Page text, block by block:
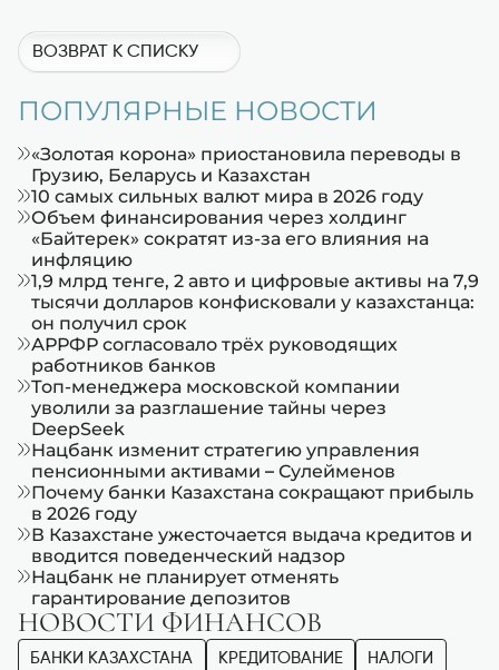
ВОЗВРАТ К СПИСКУ
ПОПУЛЯРНЫЕ НОВОСТИ
«Золотая корона» приостановила переводы в
Грузию, Беларусь и Казахстан
10 самых сильных валют мира в 2026 году
Объем финансирования через холдинг
«Байтерек» сократят из-за его влияния на
инфляцию
1,9 млрд тенге, 2 авто и цифровые активы на 7,9
тысячи долларов конфисковали у казахстанца:
он получил срок
АРРФР согласовало трёх руководящих
работников банков
Топ-менеджера московской компании
уволили за разглашение тайны через
DeepSeek
Нацбанк изменит стратегию управления
пенсионными активами – Сулейменов
Почему банки Казахстана сокращают прибыль
в 2026 году
В Казахстане ужесточается выдача кредитов и
вводится поведенческий надзор
Нацбанк не планирует отменять
гарантирование депозитов
НОВОСТИ ФИНАНСОВ
БАНКИ КАЗАХСТАНА КРЕДИТОВАНИЕ НАЛОГИ